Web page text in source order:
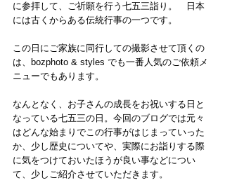
に参拝して、ご祈願を行う七五三詣り。　日本
には古くからある伝統行事の一つです。
この日にご家族に同行しての撮影させて頂くの
は、bozphoto & styles でも一番人気のご依頼メ
ニューでもあります。
なんとなく、お子さんの成長をお祝いする日と
なっている七五三の日。今回のブログでは元々
はどんな始まりでこの行事がはじまっていった
か、少し歴史についてや、実際にお詣りする際
に気をつけておいたほうが良い事などについ
て、少しご紹介させていただきます。